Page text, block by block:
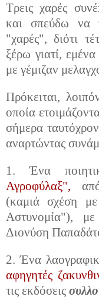
Τρεις χαρές
και σπεύδω να
"χαρές", διότι
ξέρω γιατί,
με γέμιζαν
Πρόκειται,
οποία
σήμερα
αναρτώντας
1. Ένα
Αγροφύλαξ",
(καμιά σχέση
Αστυνομία"),
Διονύση
2. Ένα
αφηγητές
τις εκδόσεις